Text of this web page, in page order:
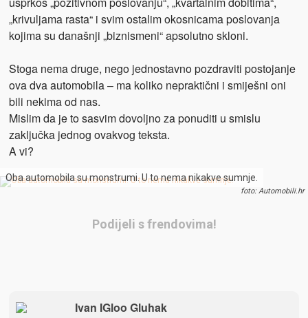
„krivuljama rasta“ i svim ostalim okosnicama poslovanja
kojima su današnji „biznismeni“ apsolutno skloni.
Stoga nema druge, nego jednostavno pozdraviti postojanje
ova dva automobila – ma koliko nepraktični i smiješni oni
bili nekima od nas.
Mislim da je to sasvim dovoljno za ponuditi u smislu
zaključka jednog ovakvog teksta.
A vi?
Oba automobila su monstrumi. U to nema nikakve sumnje.
foto: Automobili.hr
Podijeli s frendovima!
Ivan IGloo Gluhak